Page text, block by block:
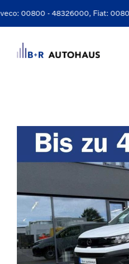
00800 - 48326000, Fiat:00800